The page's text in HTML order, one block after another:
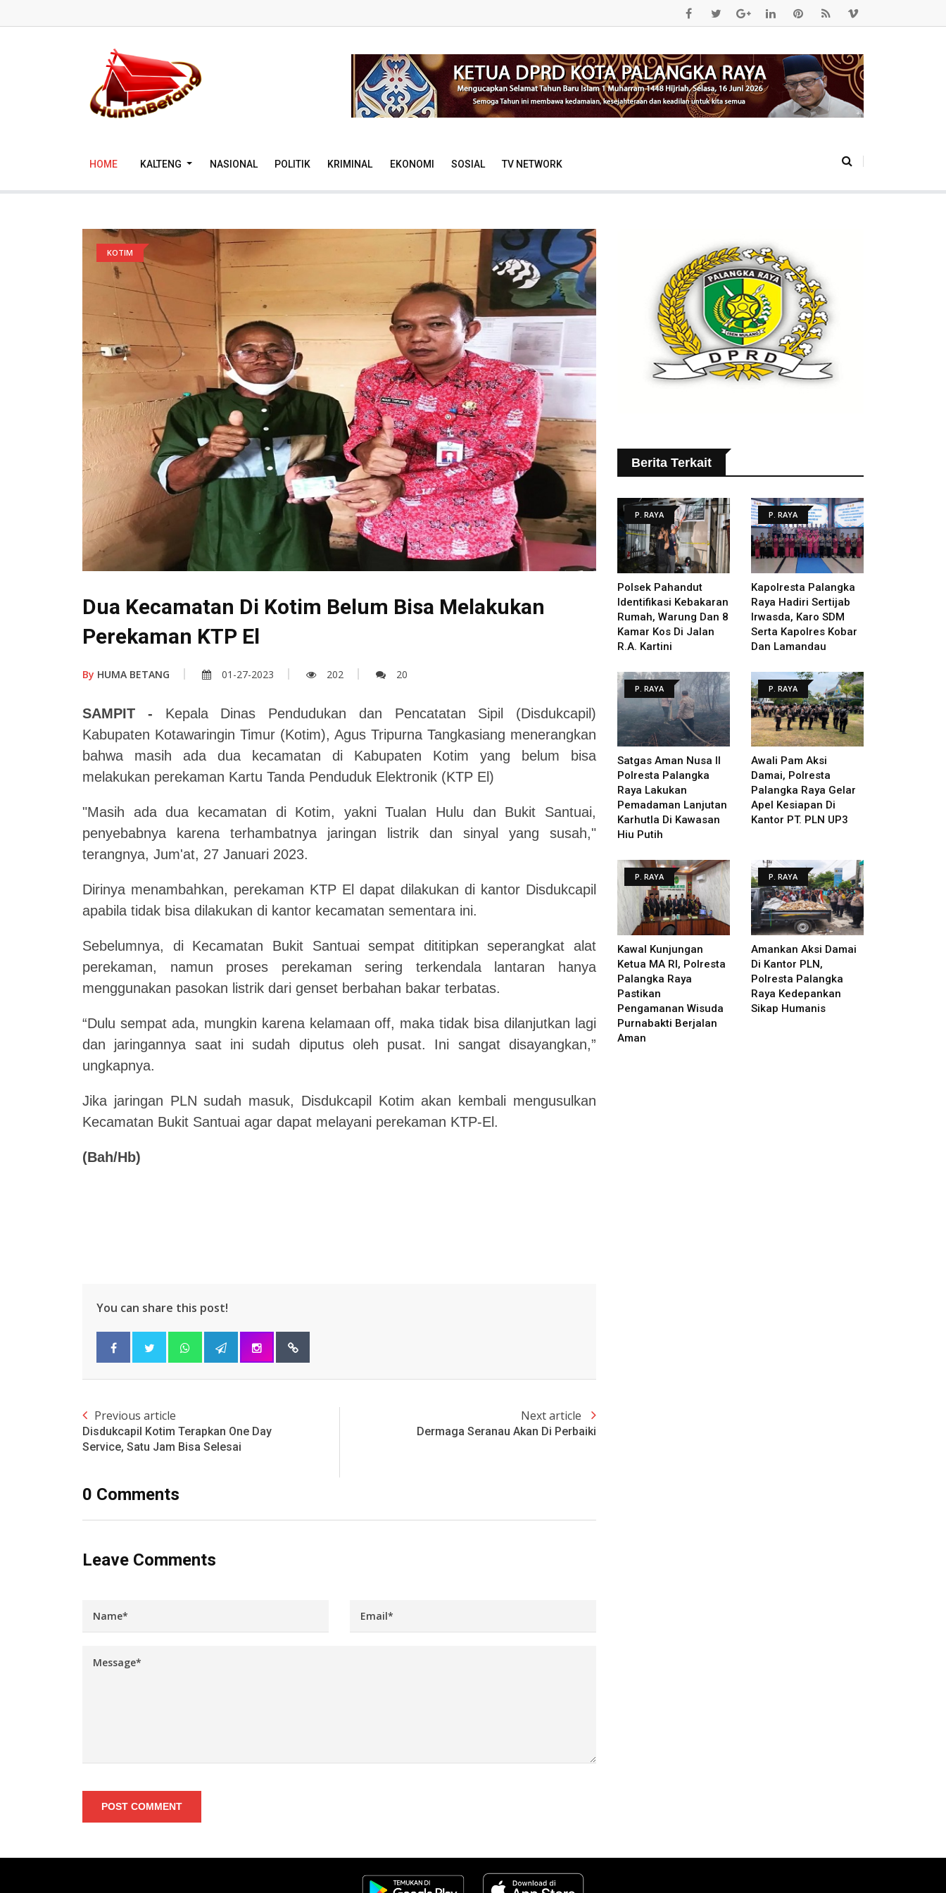
HOME KALTENG NASIONAL POLITIK KRIMINAL EKONOMI SOSIAL TV NETWORK
KOTIM
Dua Kecamatan Di Kotim Belum Bisa Melakukan
Perekaman KTP El
By HUMA BETANG 01-27-2023 202 20
SAMPIT - Kepala Dinas Pendudukan dan Pencatatan Sipil (Disdukcapil)
Kabupaten Kotawaringin Timur (Kotim), Agus Tripurna Tangkasiang menerangkan
bahwa masih ada dua kecamatan di Kabupaten Kotim yang belum bisa
melakukan perekaman Kartu Tanda Penduduk Elektronik (KTP El)
"Masih ada dua kecamatan di Kotim, yakni Tualan Hulu dan Bukit Santuai,
penyebabnya karena terhambatnya jaringan listrik dan sinyal yang susah,"
terangnya, Jum'at, 27 Januari 2023.
Dirinya menambahkan, perekaman KTP El dapat dilakukan di kantor Disdukcapil
apabila tidak bisa dilakukan di kantor kecamatan sementara ini.
Sebelumnya, di Kecamatan Bukit Santuai sempat dititipkan seperangkat alat
perekaman, namun proses perekaman sering terkendala lantaran hanya
menggunakan pasokan listrik dari genset berbahan bakar terbatas.
“Dulu sempat ada, mungkin karena kelamaan off, maka tidak bisa dilanjutkan lagi
dan jaringannya saat ini sudah diputus oleh pusat. Ini sangat disayangkan,”
ungkapnya.
Jika jaringan PLN sudah masuk, Disdukcapil Kotim akan kembali mengusulkan
Kecamatan Bukit Santuai agar dapat melayani perekaman KTP-El.
(Bah/Hb)
You can share this post!
Previous article
Disdukcapil Kotim Terapkan One Day
Service, Satu Jam Bisa Selesai
Next article
Dermaga Seranau Akan Di Perbaiki
0 Comments
Leave Comments
POST COMMENT
Berita Terkait
P. RAYA
Polsek Pahandut
Identifikasi Kebakaran
Rumah, Warung Dan 8
Kamar Kos Di Jalan
R.A. Kartini
P. RAYA
Kapolresta Palangka
Raya Hadiri Sertijab
Irwasda, Karo SDM
Serta Kapolres Kobar
Dan Lamandau
P. RAYA
Satgas Aman Nusa II
Polresta Palangka
Raya Lakukan
Pemadaman Lanjutan
Karhutla Di Kawasan
Hiu Putih
P. RAYA
Awali Pam Aksi
Damai, Polresta
Palangka Raya Gelar
Apel Kesiapan Di
Kantor PT. PLN UP3
P. RAYA
Kawal Kunjungan
Ketua MA RI, Polresta
Palangka Raya
Pastikan
Pengamanan Wisuda
Purnabakti Berjalan
Aman
P. RAYA
Amankan Aksi Damai
Di Kantor PLN,
Polresta Palangka
Raya Kedepankan
Sikap Humanis